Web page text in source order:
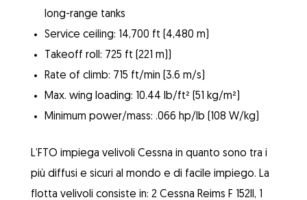
long-range tanks
Service ceiling: 14,700 ft (4,480 m)
Takeoff roll: 725 ft (221 m))
Rate of climb: 715 ft/min (3.6 m/s)
Max. wing loading: 10.44 lb/ft² (51 kg/m²)
Minimum power/mass: .066 hp/lb (108 W/kg)
L’FTO impiega velivoli Cessna in quanto sono tra i
più diffusi e sicuri al mondo e di facile impiego. La
flotta velivoli consiste in: 2 Cessna Reims F 152II, 1